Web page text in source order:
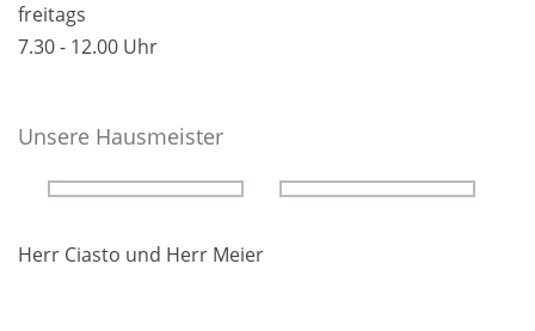
freitags
7.30 - 12.00 Uhr
Unsere Hausmeister
Herr Ciasto und Herr Meier